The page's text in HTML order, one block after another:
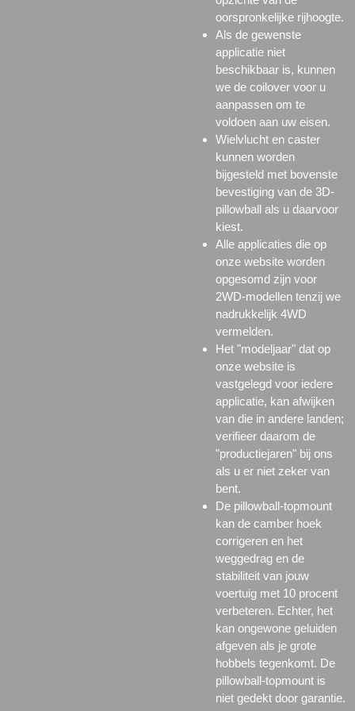
oorspronkelijke rijhoogte.
Als de gewenste
applicatie niet
beschikbaar is, kunnen
we de coilover voor u
aanpassen om te
voldoen aan uw eisen.
Wielvlucht en caster
kunnen worden
bijgesteld met bovenste
bevestiging van de 3D-
pillowball als u daarvoor
kiest.
Alle applicaties die op
onze website worden
opgesomd zijn voor
2WD-modellen tenzij we
nadrukkelijk 4WD
vermelden.
Het "modeljaar" dat op
onze website is
vastgelegd voor iedere
applicatie, kan afwijken
van die in andere landen;
verifieer daarom de
"productiejaren" bij ons
als u er niet zeker van
bent.
De pillowball-topmount
kan de camber hoek
corrigeren en het
weggedrag en de
stabiliteit van jouw
voertuig met 10 procent
verbeteren. Echter, het
kan ongewone geluiden
afgeven als je grote
hobbels tegenkomt. De
pillowball-topmount is
niet gedekt door garantie.